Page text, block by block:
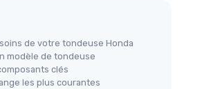
de votre tondeuse Honda
modèle de tondeuse
clés
les plus courantes